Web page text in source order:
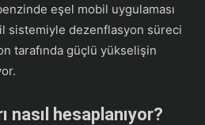
eşel mobil uygulaması
sistemiyle dezenflasyon süreci
tarafında güçlü yükselişin
nasıl hesaplanıyor?